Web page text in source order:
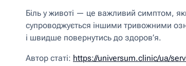
Біль у животі — це важливий симптом,
супроводжується іншими тривожними
і швидше повернутись до здоров’я.
Автор статі: https://universum.clinic/ua/